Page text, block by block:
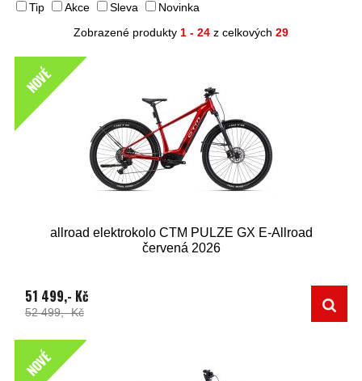
Tip
Akce Sleva
Novinka
Zobrazené produkty 1 - 24 z celkových 29
NOVÉ
allroad elektrokolo CTM PULZE GX E-Allroad
červená 2026
51 499,- Kč
52 499,- Kč
NOVÉ